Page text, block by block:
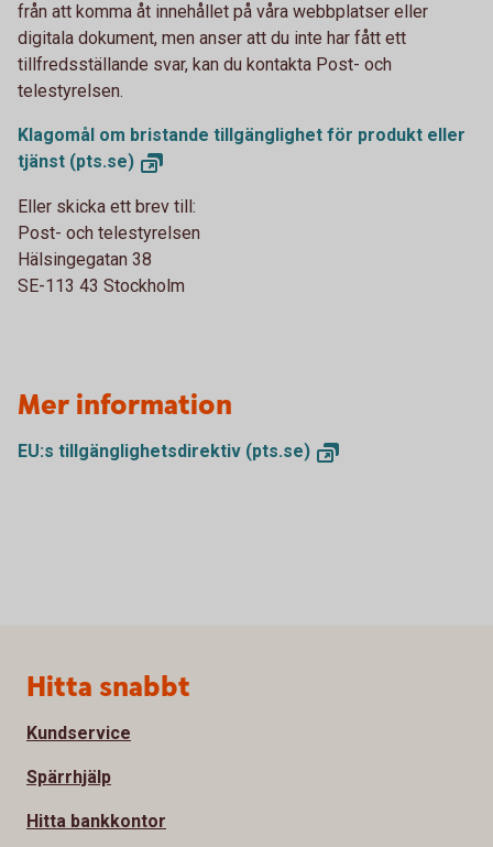
från att komma åt innehållet på våra webbplatser eller
digitala dokument, men anser att du inte har fått ett
tillfredsställande svar, kan du kontakta Post- och
telestyrelsen.
Klagomål om bristande tillgänglighet för produkt eller
tjänst (pts.se)
Eller skicka ett brev till:
Post- och telestyrelsen
Hälsingegatan 38
SE-113 43 Stockholm
Mer information
EU:s tillgänglighetsdirektiv (pts.se)
Sidfot
Hitta snabbt
Kundservice
Spärrhjälp
Hitta bankkontor